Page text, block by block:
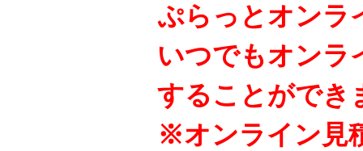
ぷらっとオンラ
いつでもオンラ
することができ
※オンライン見